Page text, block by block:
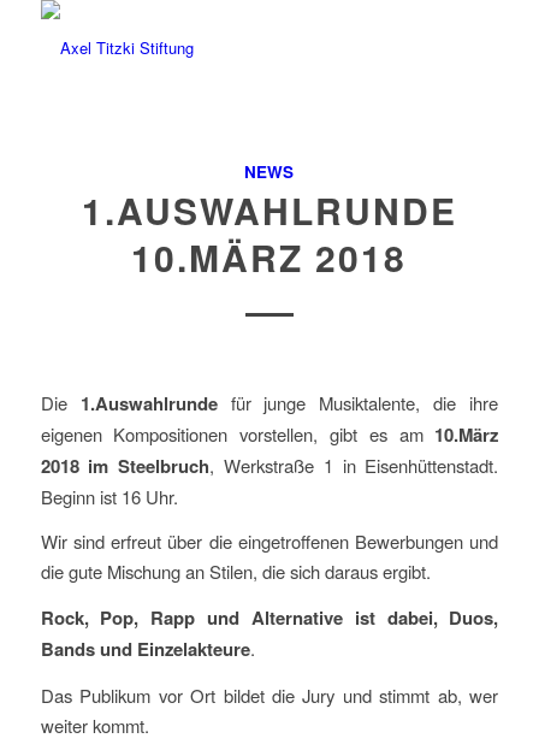
NEWS
1.AUSWAHLRUNDE
10.MÄRZ 2018
Die 1.Auswahlrundefür junge Musiktalente, die ihre
eigenen Kompositionen vorstellen, gibt es am 10.März
2018 im Steelbruch, Werkstraße 1 in Eisenhüttenstadt.
Beginn ist 16 Uhr.
Wir sind erfreut über die eingetroffenen Bewerbungen und
die gute Mischung an Stilen, die sich daraus ergibt.
Rock, Pop, Rapp und Alternative ist dabei, Duos,
Bands und Einzelakteure.
Das Publikum vor Ort bildet die Jury und stimmt ab, wer
weiter kommt.